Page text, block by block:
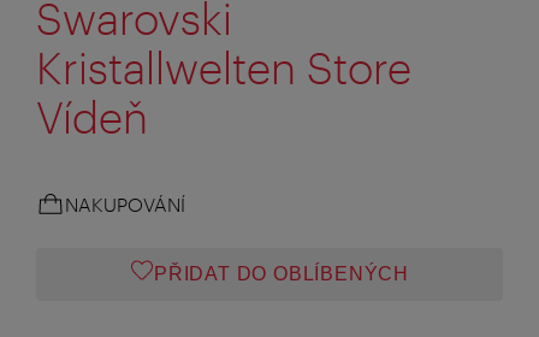
Swarovski
Kristallwelten Store
Vídeň
NAKUPOVÁNÍ
PŘIDAT DO OBLÍBENÝCH